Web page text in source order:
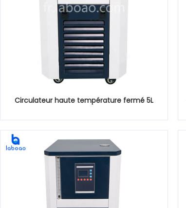
Circulateur haute température fermé 5L